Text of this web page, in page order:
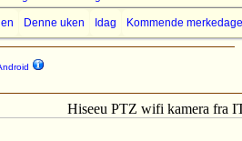
Denne uken Idag Kommende
Hiseeu PTZ wifi kamera fra